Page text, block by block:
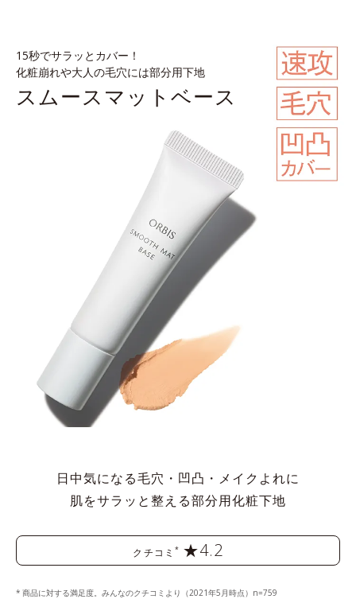
15秒でサラッとカバー！
化粧崩れや⼤⼈の⽑⽳には部分⽤下地
スムースマットベース
日中気になる毛穴・凹凸・メイクよれに
肌をサラッと整える部分用化粧下地
クチコミ* ★4.2
商品に対する満足度。みんなのクチコミより（2021年5月時点）n=759